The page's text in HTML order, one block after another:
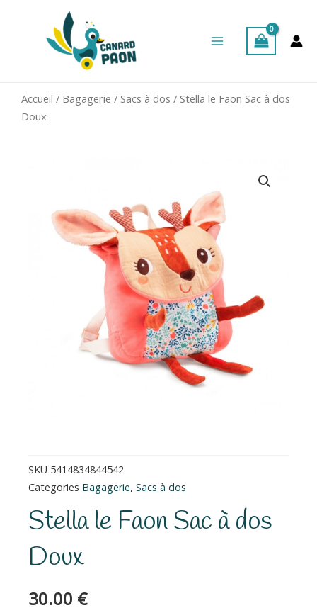
Menu
Accueil / Bagagerie / Sacs à dos / Stella le Faon Sac à dos
Doux
SKU 5414834844542
Categories Bagagerie, Sacs à dos
Stella le Faon Sac à dos
Doux
30.00 €